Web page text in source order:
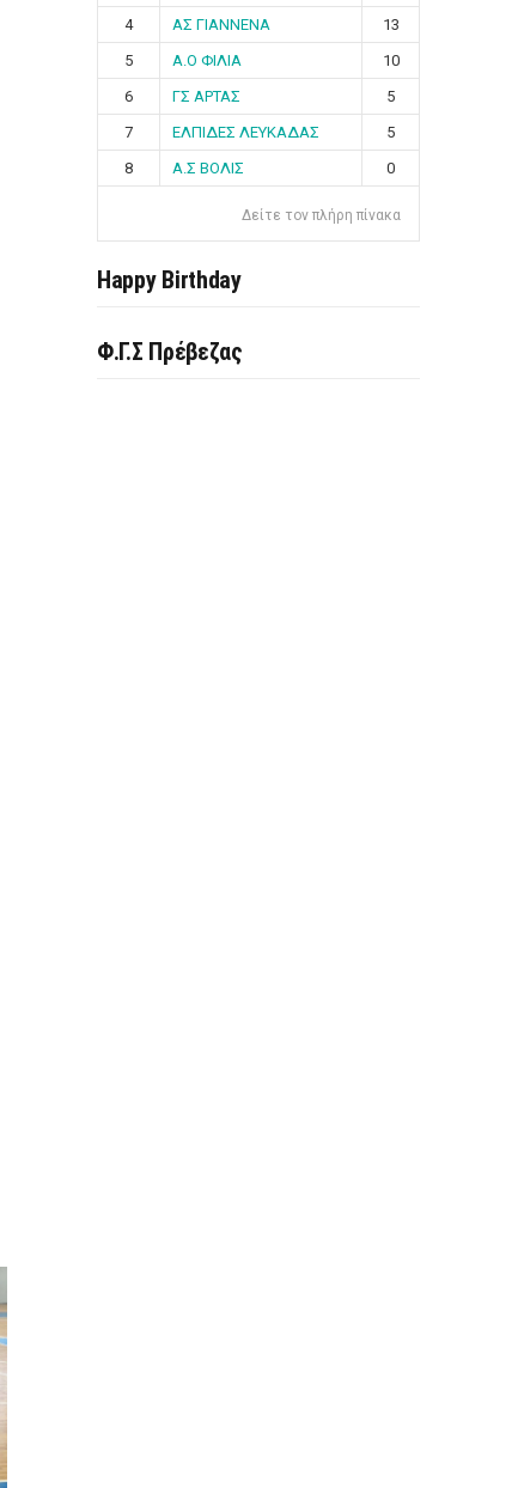
4
ΑΣ ΓΙΑΝΝΕΝΑ
13
5
Α.Ο ΦΙΛΙΑ
10
6
ΓΣ ΑΡΤΑΣ
5
7
ΕΛΠΙΔΕΣ ΛΕΥΚΑΔΑΣ
5
8
Α.Σ ΒΟΛΙΣ 0
Δείτε τον πλήρη πίνακα
Happy Birthday
Φ.Γ.Σ Πρέβεζας